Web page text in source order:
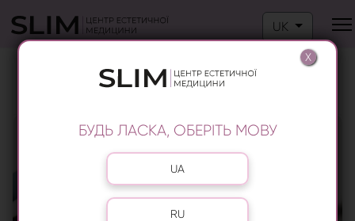
Оберіть свою
UK
БЛОГ ПРО ЗАХВОРЮВАННЯ ТА
МЕТОДИ ЛІКУВАННЯ
БУДЬ ЛАСКА, ОБЕРІТЬ МОВУ
Оберіть свою мову
UA
RU
X